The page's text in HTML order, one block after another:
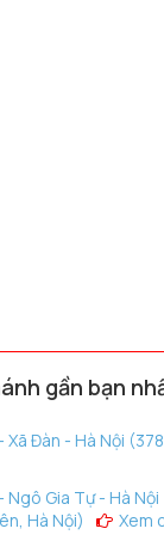
gần bạn
Đàn - Hà Nội
Gia Tự - Hà Nội
Hà Nội)
Xem